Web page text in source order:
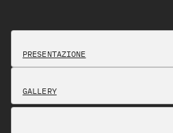
PRESENTAZIONE
GALLERY